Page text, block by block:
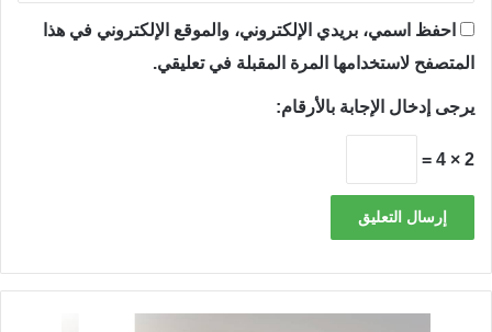
احفظ اسمي، بريدي الإلكتروني، والموقع الإلكتروني في هذا
المتصفح لاستخدامها المرة المقبلة في تعليقي.
يرجى إدخال الإجابة بالأرقام:
2 × 4 =